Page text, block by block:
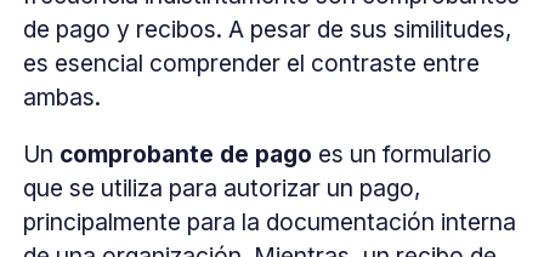
de pago y recibos. A pesar de sus similitudes,
es esencial comprender el contraste entre
ambas.
Un comprobante de pago es un formulario
que se utiliza para autorizar un pago,
principalmente para la documentación interna